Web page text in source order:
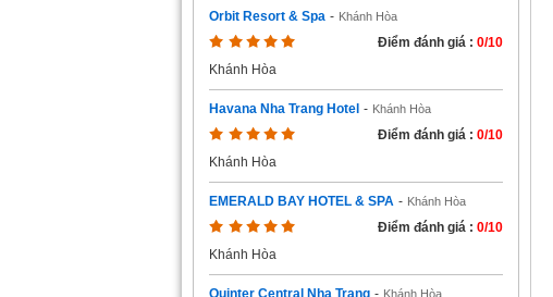
Orbit Resort & Spa - Khánh Hòa
Điểm đánh giá : 0/10
Khánh Hòa
Havana Nha Trang Hotel - Khánh Hòa
Điểm đánh giá : 0/10
Khánh Hòa
EMERALD BAY HOTEL & SPA - Khánh Hòa
Điểm đánh giá : 0/10
Khánh Hòa
Quinter Central Nha Trang - Khánh Hòa